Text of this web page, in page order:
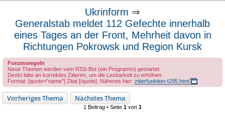
Ukrinform ⇒
Generalstab meldet 112 Gefechte innerhalb
eines Tages an der Front, Mehrheit davon in
Richtungen Pokrowsk und Region Kursk
Forumsregeln
Neue Themen werden vom RSS-Bot (ein Programm) gestartet.
Denkt bitte an korrektes Zitieren, um die Lesbarkeit zu erhöhen.
Format: [quote="name"] Zitat [/quote]. Näheres hier: zitierfunktion-t295.html
Vorheriges Thema Nächstes Thema
1 Beitrag • Seite 1 von 1